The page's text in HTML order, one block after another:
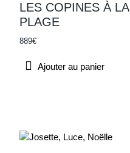
LES COPINES À LA
PLAGE
889€
Ajouter au panier